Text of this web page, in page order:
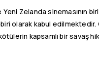
Zelanda sinemasının
olarak kabul edilmektedir.
kapsamlı bir savaş